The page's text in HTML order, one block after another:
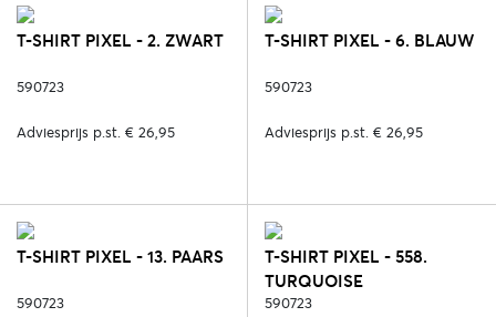
T-SHIRT PIXEL - 2. ZWART
590723
Adviesprijs p.st. € 26,95
T-SHIRT PIXEL - 6. BLAUW
590723
Adviesprijs p.st. € 26,95
T-SHIRT PIXEL - 13. PAARS
590723
T-SHIRT PIXEL - 558.
TURQUOISE
590723